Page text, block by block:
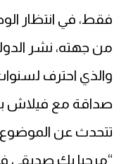
فقط، في انتظار
من جهته، نشر
والذي احترف
صداقة مع فيلاش
تتحدث عن الموضوع،
“مرحبا بك صديقي